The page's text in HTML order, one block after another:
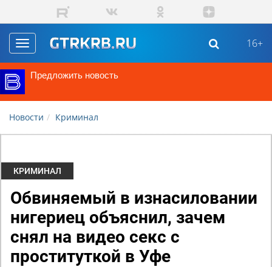
Перейти к основному содержанию
Toggle
navigation
16+
Предложить новость
Новости Криминал
КРИМИНАЛ
Обвиняемый в изнасиловании
нигериец объяснил, зачем
снял на видео секс с
проституткой в Уфе